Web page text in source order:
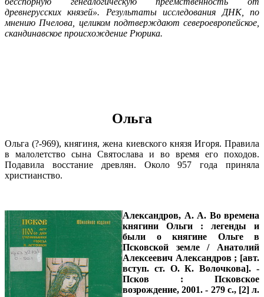
древнерусских князей». Результаты исследования ДНК, по
мнению Пчелова, целиком подтверждают североевропейское,
скандинавское происхождение Рюрика.
Ольга
Ольга (?-969), княгиня, жена киевского князя Игоря. Правила
в малолетство сына Святослава и во время его походов.
Подавила восстание древлян. Около 957 года приняла
христианство.
Александров, А. А. Во времена
княгини Ольги : легенды и
были о княгине Ольге в
Псковской земле / Анатолий
Алексеевич Александров ; [авт.
вступ. ст. О. К. Волочкова]. -
Псков : Псковское
возрождение, 2001. - 279 с., [2] л.